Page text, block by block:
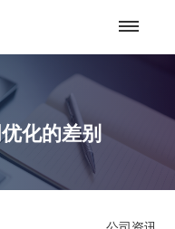
化的差别